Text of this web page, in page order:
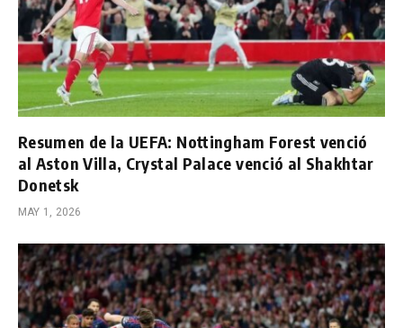
Resumen de la UEFA: Nottingham Forest venció
al Aston Villa, Crystal Palace venció al Shakhtar
Donetsk
MAY 1, 2026